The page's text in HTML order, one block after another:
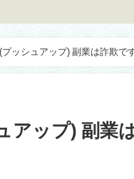
プッシュアップ) 副業は詐欺で
アップ) 副業